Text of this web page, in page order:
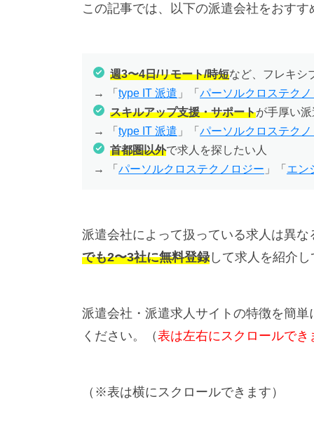
この記事では、以下の派遣会社をおすす
週3〜4日/リモート/時短など、フレキシ
→ 「 type IT 派遣 」「 パーソルクロステク
スキルアップ支援・サポートが手厚い
→ 「 type IT 派遣 」「 パーソルクロステク
首都圏以外で求人を探したい人
→ 「 パーソルクロステクノロジー 」「 エン
派遣会社によって扱っている求人は異な
でも2〜3社に無料登録して求人を紹介
派遣会社・派遣求人サイトの特徴を簡
ください。（表は左右にスクロールでき
（※表は横にスクロールできます）